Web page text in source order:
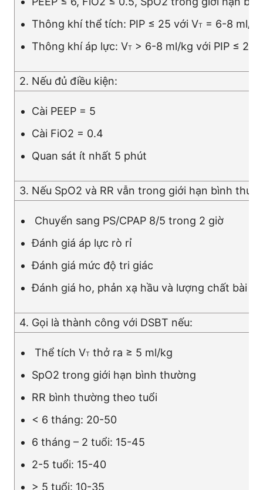
Thông khí thể tích: PIP ≤ 25 với VT = 6-8 ml/kg
Thông khí áp lực: VT > 6-8 ml/kg với PIP ≤ 25
2. Nếu đủ điều kiện:
Cài PEEP = 5
Cài FiO2 = 0.4
Quan sát ít nhất 5 phút
3. Nếu SpO2 và RR vẫn trong giới hạn bình
Chuyển sang PS/CPAP 8/5 trong 2 giờ
Đánh giá áp lực rò rỉ
Đánh giá mức độ tri giác
Đánh giá ho, phản xạ hầu và lượng chất bài
4. Gọi là thành công với DSBT nếu:
Thể tích VT thở ra ≥ 5 ml/kg
SpO2 trong giới hạn bình thường
RR bình thường theo tuổi
< 6 tháng: 20-50
6 tháng – 2 tuổi: 15-45
2-5 tuổi: 15-40
> 5 tuổi: 10-35